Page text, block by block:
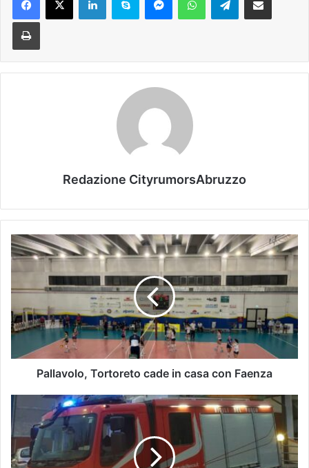
Redazione CityrumorsAbruzzo
Pallavolo, Tortoreto cade in casa con Faenza